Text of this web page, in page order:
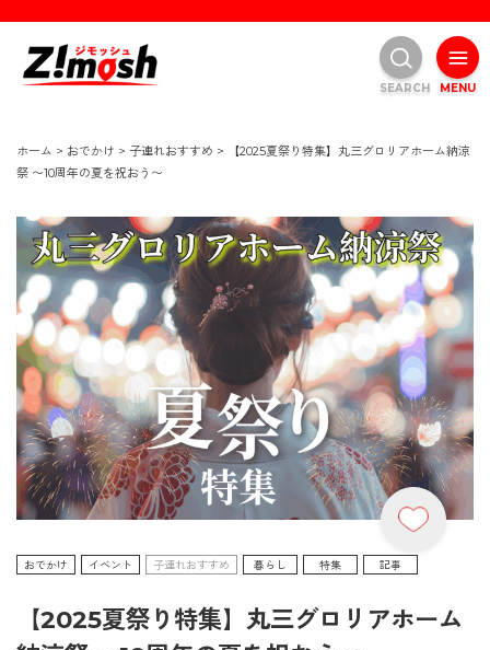
ホーム > おでかけ > 子連れおすすめ >
【2025夏祭り特集】丸三グロリアホーム納涼
祭 〜10周年の夏を祝おう〜
おでかけ イベント 子連れおすすめ 暮らし 特集 記事
【2025夏祭り特集】丸三グロリアホーム
MENU
SEARCH